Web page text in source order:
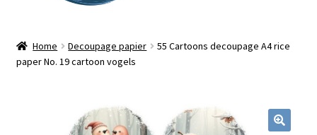
Workshops
Home Decoupage papier
55 Cartoons decoupage A4 rice
paper No. 19 cartoon vogels